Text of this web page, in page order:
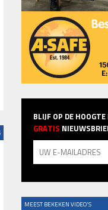
BLIJF OP DE
GRATIS
MEEST BEKEKEN VIDEO'S